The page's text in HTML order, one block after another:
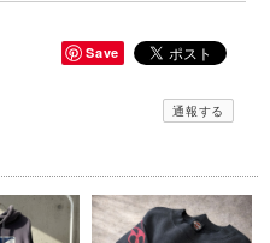
Save
通報する